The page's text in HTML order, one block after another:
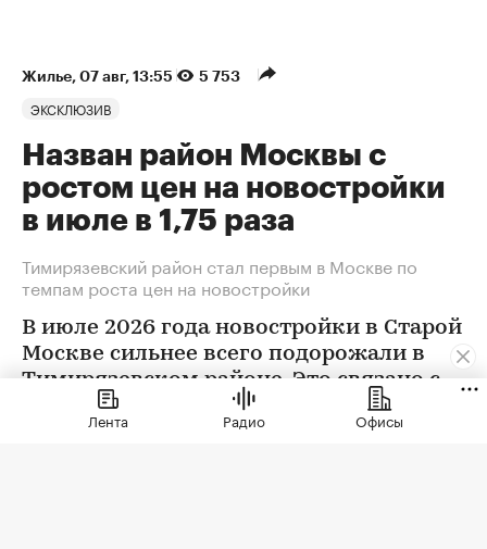
Жилье⁠, 07 авг, 13:55 5 753
ЭКСКЛЮЗИВ
Назван район Москвы с
ростом цен на новостройки
в июле в 1,75 раза
Тимирязевский район стал первым в Москве по
темпам роста цен на новостройки
В июле 2026 года новостройки в Старой
Москве сильнее всего подорожали в
Тимирязевском районе. Это связано с
появлением в экспозиции нового
проекта бизнес-класса
Лента Радио Офисы